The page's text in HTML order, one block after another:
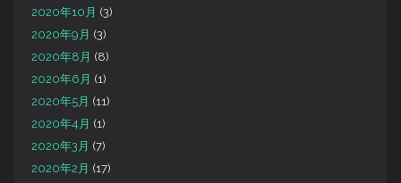
2020年10月 (3)
2020年9月 (3)
2020年8月 (8)
2020年6月 (1)
2020年5月 (11)
2020年4月 (1)
2020年3月 (7)
2020年2月 (17)